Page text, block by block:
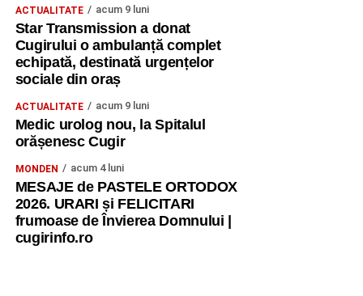
ACTUALITATE acum 9 luni
Star Transmission a donat
Cugirului o ambulanță complet
echipată, destinată urgențelor
sociale din oraș
ACTUALITATE acum 9 luni
Medic urolog nou, la Spitalul
orășenesc Cugir
MONDEN acum 4 luni
MESAJE de PASTELE ORTODOX
2026. URARI și FELICITARI
frumoase de Învierea Domnului |
cugirinfo.ro